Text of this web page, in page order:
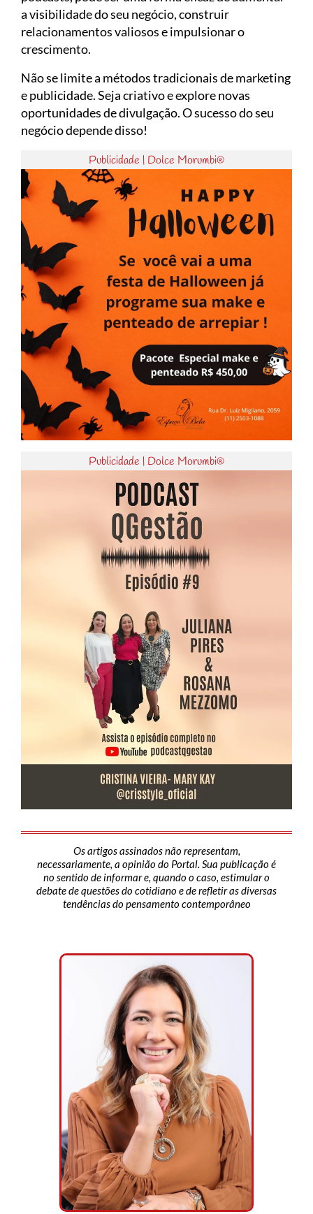
a visibilidade do seu negócio, construir
relacionamentos valiosos e impulsionar o
crescimento.
Não se limite a métodos tradicionais de marketing
e publicidade. Seja criativo e explore novas
oportunidades de divulgação. O sucesso do seu
negócio depende disso!
Publicidade | Dolce Morumbi®
Publicidade | Dolce Morumbi®
Os artigos assinados não representam,
necessariamente, a opinião do Portal. Sua publicação é
no sentido de informar e, quando o caso, estimular o
debate de questões do cotidiano e de refletir as diversas
tendências do pensamento contemporâneo